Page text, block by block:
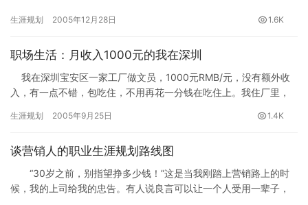
生涯规划 2005年12月28日 1.6K
职场生活：月收入1000元的我在深圳
我在深圳宝安区一家工厂做文员，1000元RMB/元，没有额外收
入，有一点不错，包吃住，不用再花一分钱在吃住上。我住厂里，
生涯规划 2005年9月25日 1.4K
谈营销人的职业生涯规划路线图
“30岁之前，别指望挣多少钱！”这是当我刚踏上营销路上的时
候，我的上司给我的忠告。有人说良言可以让一个人受用一辈子，